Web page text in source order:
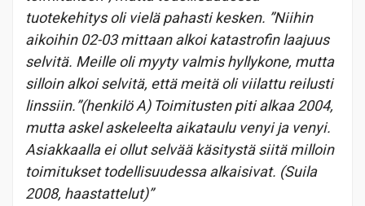
tuotekehitys oli vielä pahasti kesken. ”Niihin
aikoihin 02-03 mittaan alkoi katastrofin laajuus
selvitä. Meille oli myyty valmis hyllykone, mutta
silloin alkoi selvitä, että meitä oli viilattu reilusti
linssiin.”(henkilö A) Toimitusten piti alkaa 2004,
mutta askel askeleelta aikataulu venyi ja venyi.
Asiakkaalla ei ollut selvää käsitystä siitä milloin
toimitukset todellisuudessa alkaisivat. (Suila
2008, haastattelut)”